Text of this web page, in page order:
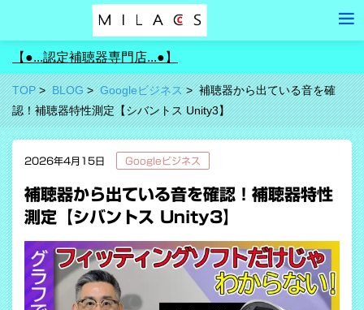
【●...認定補聴器専門店...●】
TOP BLOG Googleビジネス
補聴器から出ている音を確
認！補聴器特性測定【シバントス Unity3】
2026年4月15日 Googleビジネス
補聴器から出ている音を確認！補聴器特性
測定【シバントス Unity3】